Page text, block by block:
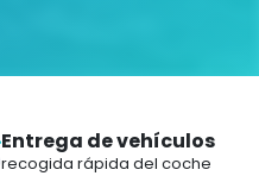
Entrega de vehículos
recogida rápida del coche